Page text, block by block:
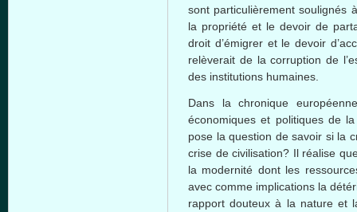
sont particulièrement soulignés à
la propriétéet le devoirde
droit d’émigreret ledevoir
relèverait de la corruption de
des institutions humaines
Dans la chronique
européenne
économiques et politiquesde
pose la question de savoir sila
crise de civilisation? Il réalise
la modernité dontles
avec comme implications la
rapportdouteux à la nature et